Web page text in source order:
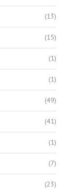
(13)
(15)
(1)
(1)
(49)
(41)
(1)
(7)
(23)